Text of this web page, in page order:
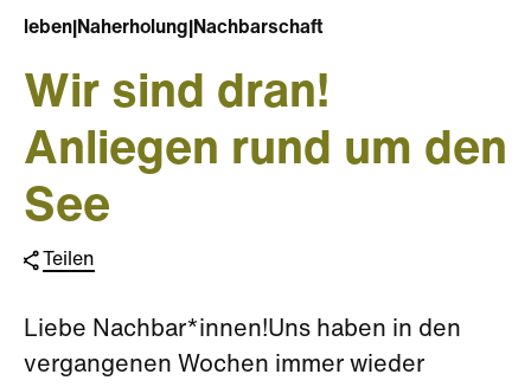
leben Naherholung Nachbarschaft
Wir sind dran!
Anliegen rund um den
See
Teilen
Liebe Nachbar*innen!Uns haben in den
vergangenen Wochen immer wieder